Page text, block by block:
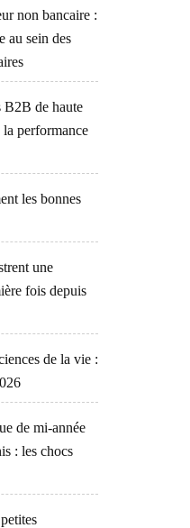
non bancaire :
au sein des
B2B de haute
la performance
les bonnes
une
fois depuis
de la vie :
de mi-année
: les chocs